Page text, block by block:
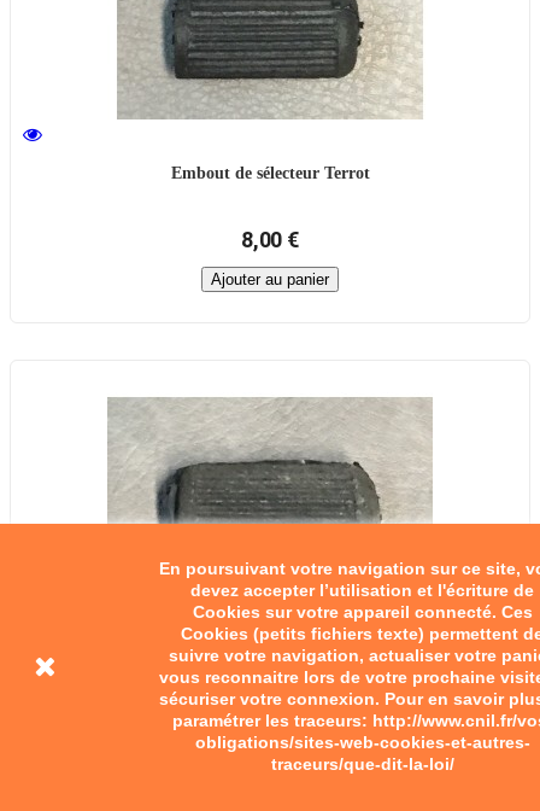
En poursuivant votre navigation sur ce site,
devez accepter l’utilisation et l'écriture de
Cookies sur votre appareil connecté. Ces
Cookies (petits fichiers texte) permettent
suivre votre navigation, actualiser votre
vous reconnaitre lors de votre prochaine
sécuriser votre connexion. Pour en savoir
paramétrer les traceurs: http://www.cnil.fr/
obligations/sites-web-cookies-et-autres-
traceurs/que-dit-la-loi/
Embout de sélecteur Terrot
8,00 €
Ajouter au panier
Embout de sélecteur Villiers